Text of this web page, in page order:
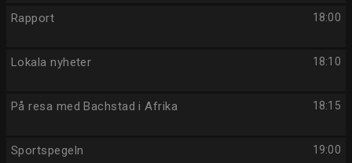
18:00
Rapport
18:10
Lokala nyheter
18:15
På resa med Bachstad i Afrika
19:00
Sportspegeln